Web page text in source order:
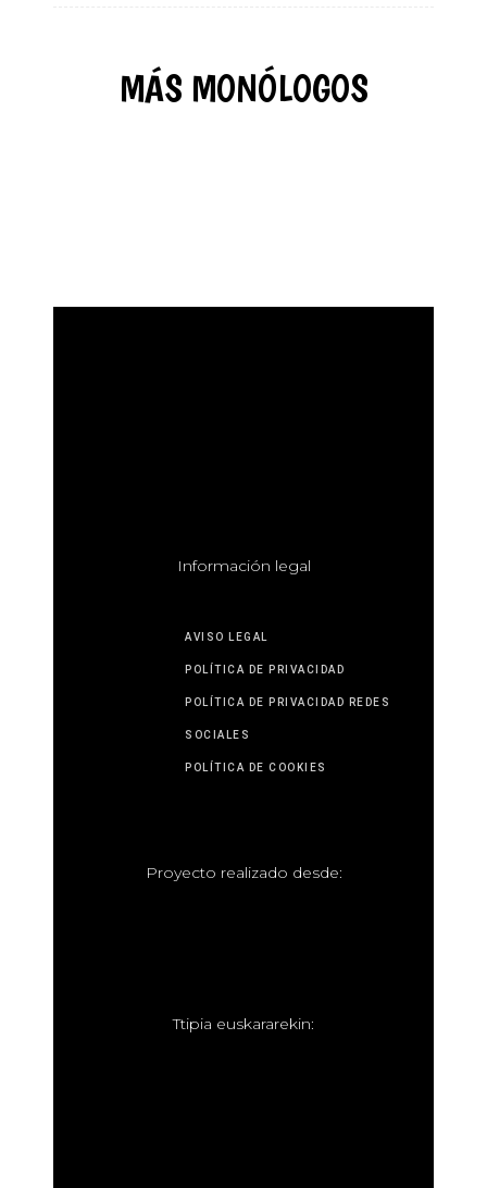
MÁS MONÓLOGOS
Información legal
AVISO LEGAL
POLÍTICA DE PRIVACIDAD
POLÍTICA DE PRIVACIDAD REDES
SOCIALES
POLÍTICA DE COOKIES
Proyecto realizado desde:
Ttipia euskararekin: